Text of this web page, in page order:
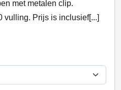
met metalen clip.
vulling. Prijs is inclusief[...]